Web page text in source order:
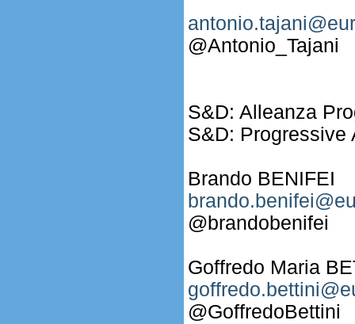
@Antonio_Tajani
S&D: Alleanza
S&D: Progressive
Brando BENIFEI
@brandobenifei
Goffredo Maria
@GoffredoBettini